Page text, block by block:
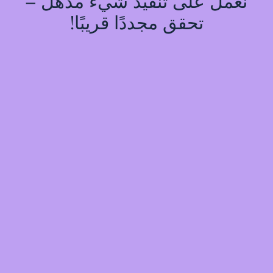
تحقق مجددًا قريبًا!